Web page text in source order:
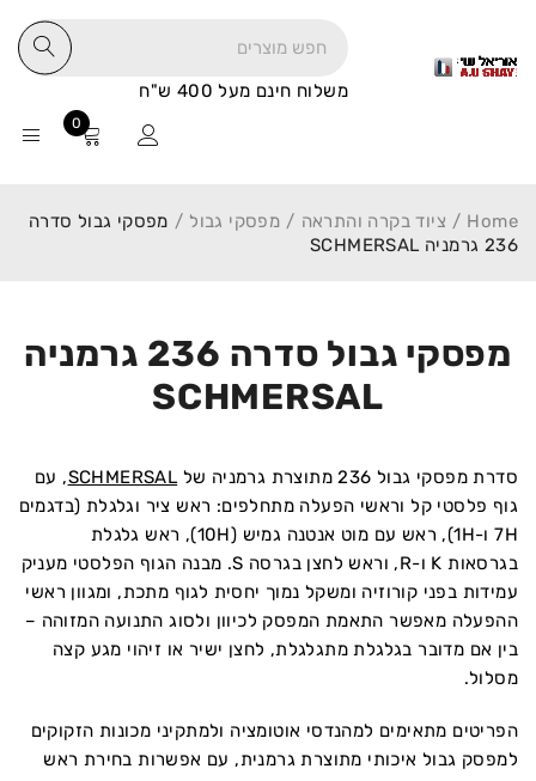
משלוח חינם מעל 400 ש"ח
0
מפסקי גבול סדרה 236 גרמניה
SCHMERSAL
Home
/ ציוד בקרה והתראה / מפסקי גבול / מפסקי גבול סדרה
236 גרמניה SCHMERSAL
סדרת מפסקי גבול 236 מתוצרת גרמניה של SCHMERSAL, עם
גוף פלסטי קל וראשי הפעלה מתחלפים: ראש ציר וגלגלת (בדגמים
7H ו-1H), ראש עם מוט אנטנה גמיש (10H), ראש גלגלת
בגרסאות K ו-R, וראש לחצן בגרסה S. מבנה הגוף הפלסטי מעניק
עמידות בפני קורוזיה ומשקל נמוך יחסית לגוף מתכת, ומגוון ראשי
ההפעלה מאפשר התאמת המפסק לכיוון ולסוג התנועה המזוהה –
בין אם מדובר בגלגלת מתגלגלת, לחצן ישיר או זיהוי מגע קצה
מסלול.
הפריטים מתאימים למהנדסי אוטומציה ולמתקיני מכונות הזקוקים
למפסק גבול איכותי מתוצרת גרמנית, עם אפשרות בחירת ראש